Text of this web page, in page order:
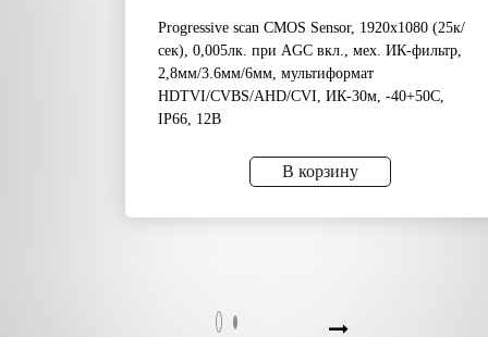
Progressive scan CMOS Sensor, 1920х1080 (25к/
сек), 0,005лк. при AGС вкл., мех. ИК-фильтр,
2,8мм/3.6мм/6мм, мультиформат
HDTVI/CVBS/AHD/CVI, ИК-30м, -40+50C,
IP66, 12В
В корзину